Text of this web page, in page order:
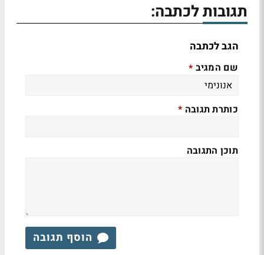
תגובות לכתבה:
הגב לכתבה
שם המגיב *
כותרת תגובה *
תוכן התגובה
הוסף תגובה